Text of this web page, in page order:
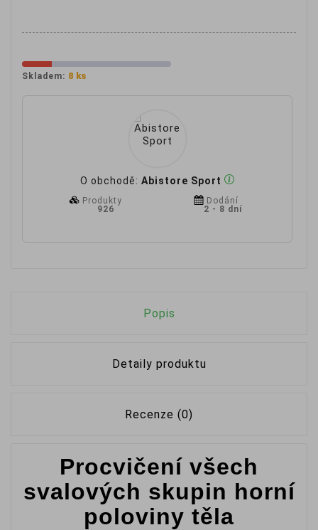
Skladem: 8 ks
O obchodě: Abistore Sport
Produkty
926
Dodání
2 - 8 dní
Popis
Detaily produktu
Recenze (0)
Procvičení všech
svalových skupin horní
poloviny těla